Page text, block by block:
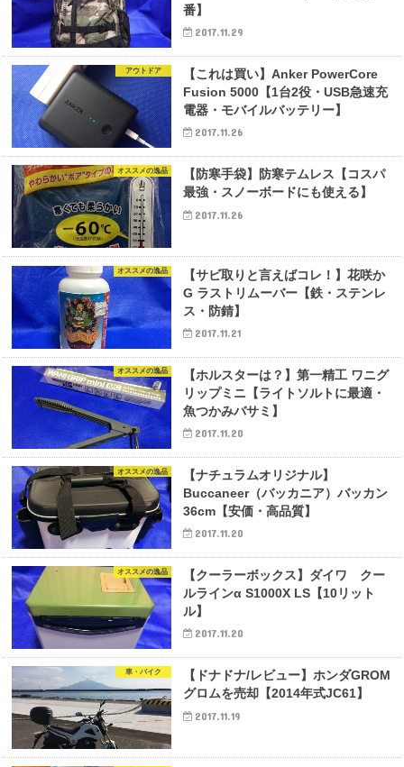
番】
2017.11.29
アウトドア
【これは買い】Anker PowerCore
Fusion 5000【1台2役・USB急速充
電器・モバイルバッテリー】
2017.11.26
オススメの逸品
【防寒手袋】防寒テムレス【コスパ
最強・スノーボードにも使える】
2017.11.26
オススメの逸品
【サビ取りと言えばコレ！】花咲か
G ラストリムーバー【鉄・ステンレ
ス・防錆】
2017.11.21
オススメの逸品
【ホルスターは？】第一精工 ワニグ
リップミニ【ライトソルトに最適・
魚つかみバサミ】
2017.11.20
オススメの逸品
【ナチュラムオリジナル】
Buccaneer（バッカニア）バッカン
36cm【安価・高品質】
2017.11.20
オススメの逸品
【クーラーボックス】ダイワ クー
ルラインα S1000X LS【10リット
ル】
2017.11.20
車・バイク
【ドナドナ/レビュー】ホンダGROM
グロムを売却【2014年式JC61】
2017.11.19